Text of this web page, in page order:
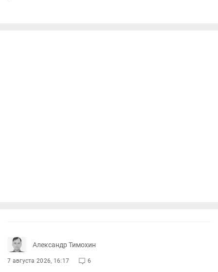
Александр Тимохин
7 августа 2026, 16:17 6